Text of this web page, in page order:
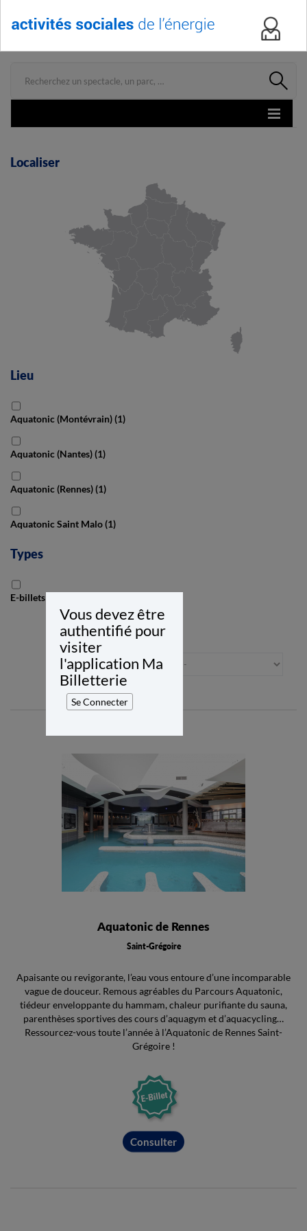
Vous devez être
authentifié pour
visiter
l'application Ma
Billetterie
Se Connecter
Localiser
Lieu
Aquatonic (Montévrain)(1)
Aquatonic (Nantes)(1)
Aquatonic (Rennes)(1)
Aquatonic Saint Malo(1)
Types
E-billets
Aquatonic de Rennes
Saint-Grégoire
Apaisante ou revigorante, l’eau vous entoure d’une incomparable
vague de douceur. Remous agréables du Parcours Aquatonic,
tiédeur enveloppante du hammam, chaleur purifiante du sauna,
parenthèses sportives des cours d’aquagym et d’aquacycling…
Ressourcez-vous toute l’année à l’Aquatonic de Rennes Saint-
Grégoire !
Consulter